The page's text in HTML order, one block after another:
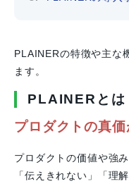
PLAINERの特徴や主な
ます。
PLAINERとは
プロダクトの真
プロダクトの価値や強
「伝えきれない」「理